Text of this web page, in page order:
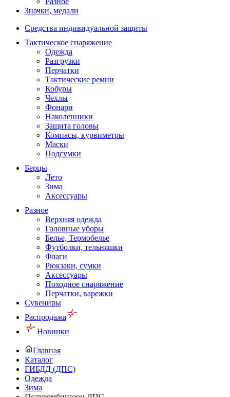
Значки, медали
Средства индивидуальной защиты
Тактическое снаряжение
Одежда
Разгрузки
Перчатки
Тактические ремни
Кобуры
Чехлы
Фонари
Наколенники
Защита головы
Компасы, курвиметры
Маски
Подсумки
Берцы
Лето
Зима
Аксессуары
Разное
Верхняя одежда
Головные уборы
Белье, Термобелье
Футболки, тельняшки
Флаги
Рюкзаки, сумки
Аксессуары
Походное снаряжение
Перчатки, варежки
Сувениры
Распродажа
Новинки
Главная
Каталог
ГИБДД (ДПС)
Одежда
Зима